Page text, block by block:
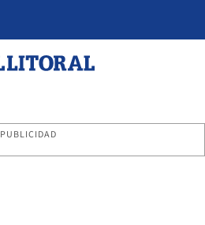
PUBLICIDAD